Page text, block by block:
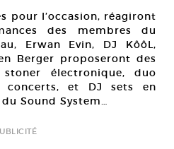
pour l’occasion, réagiront
des membres du
Erwan Evin, DJ KôôL,
Berger proposeront des
électronique, duo
concerts, et DJ sets en
Sound System…